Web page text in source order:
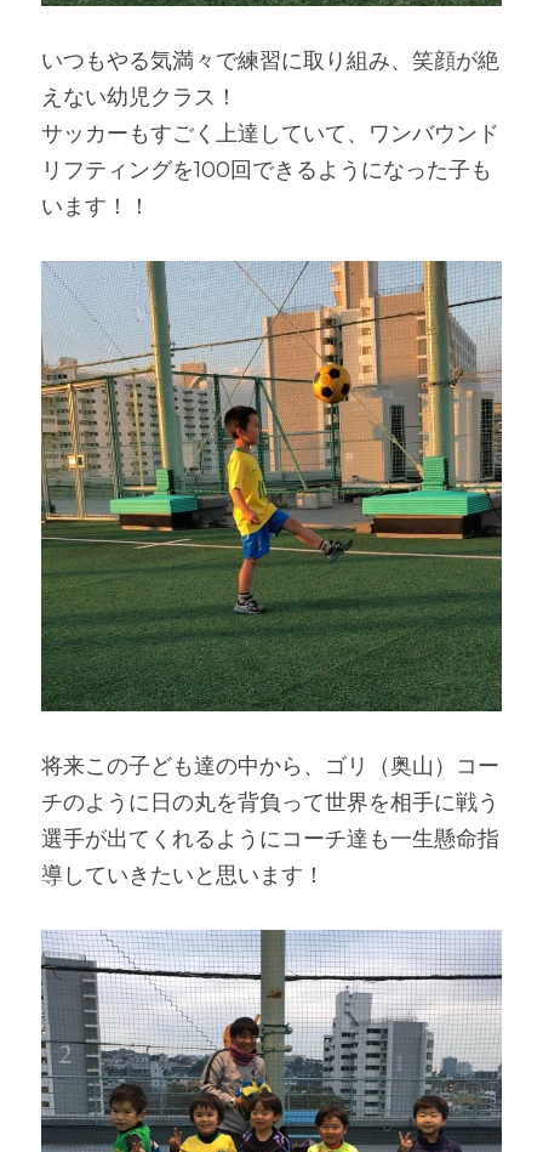
いつもやる気満々で練習に取り組み、笑顔が絶
えない幼児クラス！
サッカーもすごく上達していて、ワンバウンド
リフティングを100回できるようになった子も
います！！
将来この子ども達の中から、ゴリ（奥山）コー
チのように日の丸を背負って世界を相手に戦う
選手が出てくれるようにコーチ達も一生懸命指
導していきたいと思います！